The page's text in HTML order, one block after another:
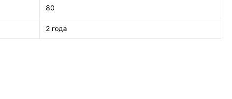
80
2 года